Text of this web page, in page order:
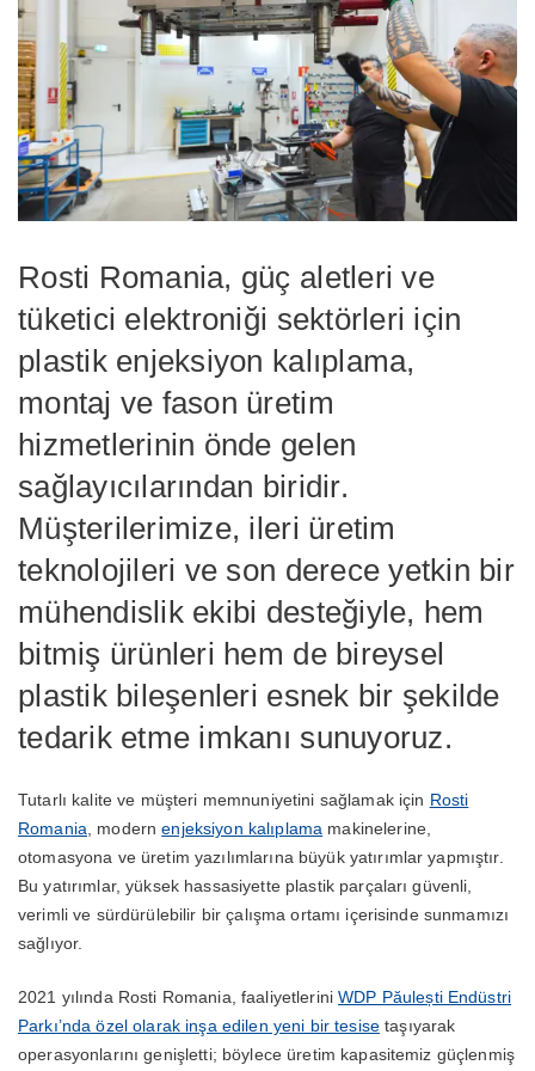
Rosti Romania, güç aletleri ve
tüketici elektroniği sektörleri için
plastik enjeksiyon kalıplama,
montaj ve fason üretim
hizmetlerinin önde gelen
sağlayıcılarından biridir.
Müşterilerimize, ileri üretim
teknolojileri ve son derece yetkin bir
mühendislik ekibi desteğiyle, hem
bitmiş ürünleri hem de bireysel
plastik bileşenleri esnek bir şekilde
tedarik etme imkanı sunuyoruz.
Tutarlı kalite ve müşteri memnuniyetini sağlamak için Rosti
Romania , modernenjeksiyon kalıplama makinelerine,
otomasyona ve üretim yazılımlarına büyük yatırımlar yapmıştır.
Bu yatırımlar, yüksek hassasiyette plastik parçaları güvenli,
verimli ve sürdürülebilir bir çalışma ortamı içerisinde sunmamızı
sağlıyor.
2021 yılında Rosti Romania, faaliyetleriniWDP Păulești Endüstri
Parkı’nda özel olarak inşa edilen yeni bir tesisetaşıyarak
operasyonlarını genişletti; böylece üretim kapasitemiz güçlenmiş